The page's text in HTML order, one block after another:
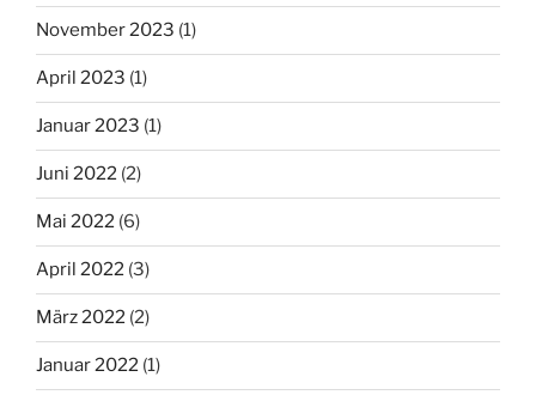
November 2023 (1)
April 2023 (1)
Januar 2023 (1)
Juni 2022 (2)
Mai 2022 (6)
April 2022 (3)
März 2022 (2)
Januar 2022 (1)